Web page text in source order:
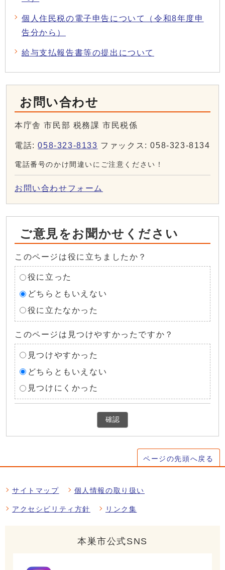
個人住民税の電子申告について（令和8年度申
告分から）
給与支払報告書等の提出について
お問い合わせ
本庁舎 市民部 税務課 市民税係
電話:058-323-8133 ファックス: 058-323-8134
電話番号のかけ間違いにご注意ください！
お問い合わせフォーム
ご意見をお聞かせください
このページは役に立ちましたか？
役に立った
どちらともいえない
役に立たなかった
このページは見つけやすかったですか？
見つけやすかった
どちらともいえない
見つけにくかった
確認
ページの先頭へ戻る
サイトマップ 個人情報の取り扱い
アクセシビリティ方針 リンク集
本巣市公式SNS